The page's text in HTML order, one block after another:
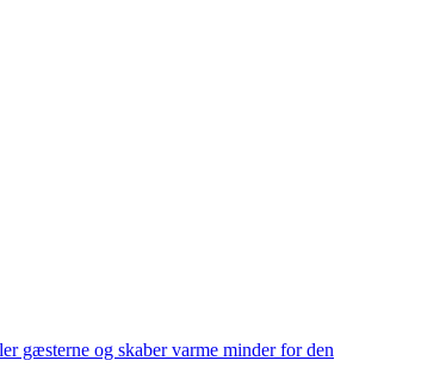
gæsterne og skaber varme minder for den